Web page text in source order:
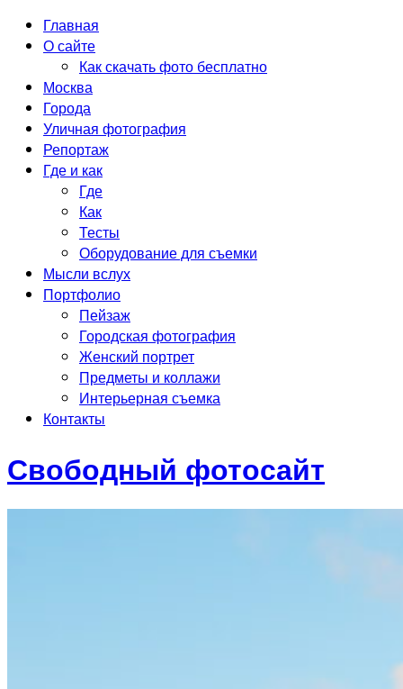
Главная
О сайте
Как скачать фото бесплатно
Москва
Города
Уличная фотография
Репортаж
Где и как
Где
Как
Тесты
Оборудование для съемки
Мысли вслух
Портфолио
Пейзаж
Городская фотография
Женский портрет
Предметы и коллажи
Интерьерная съемка
Контакты
Свободный фотосайт